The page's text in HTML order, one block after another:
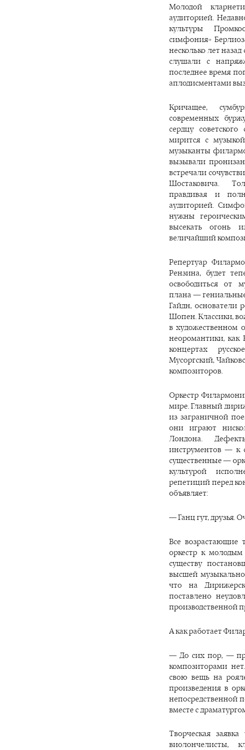
Молодой
аудиторией.
культуры
симфония»
несколько лет
слушали с
последнее время
аплодисментами
Кричащее,
современных
сердцу
мирится с
музыканты
вызывали
встречали
Шостаковича.
правдивая и
аудиторией.
нужны
высекать огонь
величайший
Репертуар
Рензина, будет
освободиться от
плана —
Гайдн, основатели
Шопен. Классики,
в
неоромантики,
концертах
Мусоргский,
композиторов.
Оркестр
мире. Главный
из заграничной
они играют
Лондона.
инструментов — к
существенные —
культурой
репетиций перед
объявляет:
— Ганц гут, друзья.
Все возрастающие
оркестр к
существу
высшей
что на
поставлено
производственной
А как работает
— До сих пор, —
композиторами
свою вещь на
произведения в
непосредственной
вместе с
Творческая
виолончелисты,